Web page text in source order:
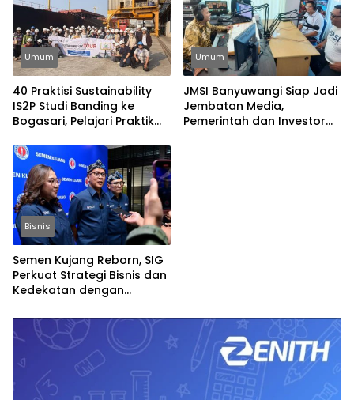
Umum
40 Praktisi Sustainability
IS2P Studi Banding ke
Bogasari, Pelajari Praktik
Umum
JMSI Banyuwangi Siap Jadi
Jembatan Media,
Pemerintah dan Investor
Bisnis
Semen Kujang Reborn, SIG
Perkuat Strategi Bisnis dan
Kedekatan dengan